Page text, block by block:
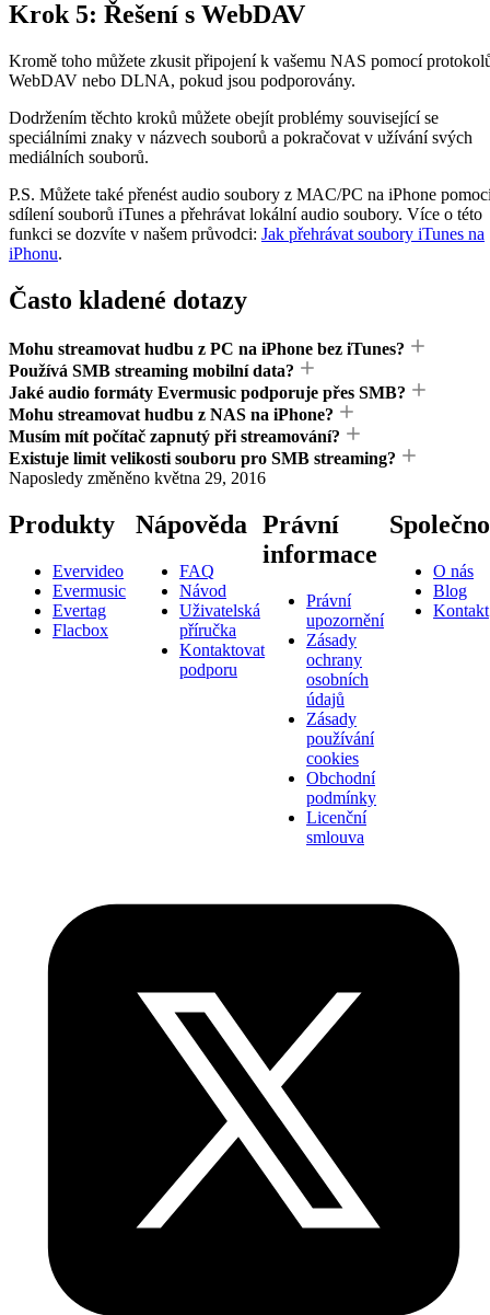
Krok 5: Řešení s WebDAV
Kromě toho můžete zkusit připojení k vašemu NAS pomocí
WebDAV nebo DLNA, pokud jsou podporovány.
Dodržením těchto kroků můžete obejít problémy související se
speciálními znaky v názvech souborů a pokračovat v užívání svých
mediálních souborů.
P.S. Můžete také přenést audio soubory z MAC/PC na iPhone
sdílení souborů iTunes a přehrávat lokální audio soubory. Více o této
funkci se dozvíte v našem průvodci: Jak přehrávat soubory iTunes na
iPhonu.
Často kladené dotazy
Mohu streamovat hudbu z PC na iPhone bez iTunes?
Používá SMB streaming mobilní data?
Jaké audio formáty Evermusic podporuje přes SMB?
Mohu streamovat hudbu z NAS na iPhone?
Musím mít počítač zapnutý při streamování?
Existuje limit velikosti souboru pro SMB streaming?
Naposledy změněno května 29, 2016
Produkty
Evervideo
Evermusic
Evertag
Flacbox
Nápověda
FAQ
Návod
Uživatelská
příručka
Kontaktovat
podporu
Právní
informace
Právní
upozornění
Zásady
ochrany
osobních
údajů
Zásady
používání
cookies
Obchodní
podmínky
Licenční
smlouva
O nás
Blog
Kontakt